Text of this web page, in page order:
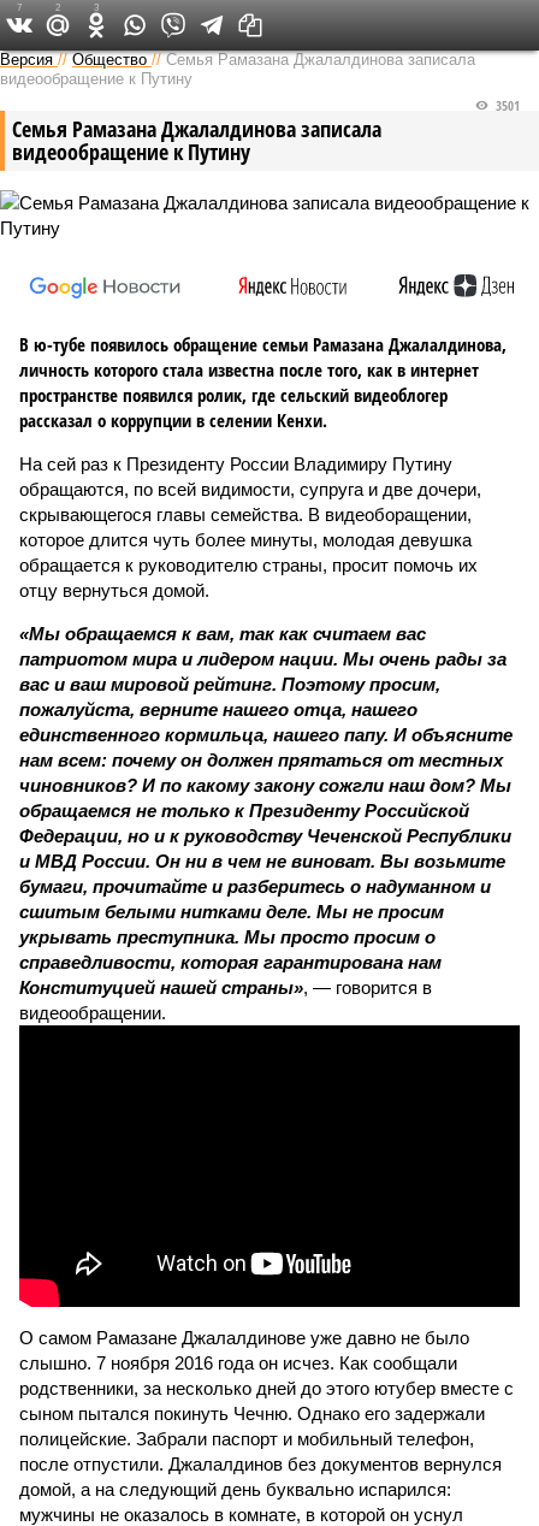
Версия на Кавказе
Версия //Общество //Семья Рамазана Джалалдинова записала
видеообращение к Путину
Семья Рамазана Джалалдинова записала
видеообращение к Путину
3501
В ю-тубе появилось обращение семьи Рамазана Джалалдинова,
личность которого стала известна после того, как в интернет
пространстве появился ролик, где сельский видеоблогер
рассказал о коррупции в селении Кенхи.
На сей раз к Президенту России Владимиру Путину
обращаются, по всей видимости, супруга и две дочери,
скрывающегося главы семейства. В видеоборащении,
которое длится чуть более минуты, молодая девушка
обращается к руководителю страны, просит помочь их
отцу вернуться домой.
«Мы обращаемся к вам, так как считаем вас
патриотом мира и лидером нации. Мы очень рады за
вас и ваш мировой рейтинг. Поэтому просим,
пожалуйста, верните нашего отца, нашего
единственного кормильца, нашего папу. И объясните
нам всем: почему он должен прятаться от местных
чиновников? И по какому закону сожгли наш дом? Мы
обращаемся не только к Президенту Российской
Федерации, но и к руководству Чеченской Республики
и МВД России. Он ни в чем не виноват. Вы возьмите
бумаги, прочитайте и разберитесь о надуманном и
сшитым белыми нитками деле. Мы не просим
укрывать преступника. Мы просто просим о
справедливости, которая гарантирована нам
Конституцией нашей страны», — говорится в
видеообращении.
О самом Рамазане Джалалдинове уже давно не было
слышно. 7 ноября 2016 года он исчез. Как сообщали
родственники, за несколько дней до этого ютубер вместе с
сыном пытался покинуть Чечню. Однако его задержали
полицейские. Забрали паспорт и мобильный телефон,
после отпустили. Джалалдинов без документов вернулся
домой, а на следующий день буквально испарился:
мужчины не оказалось в комнате, в которой он уснул
7 2 3